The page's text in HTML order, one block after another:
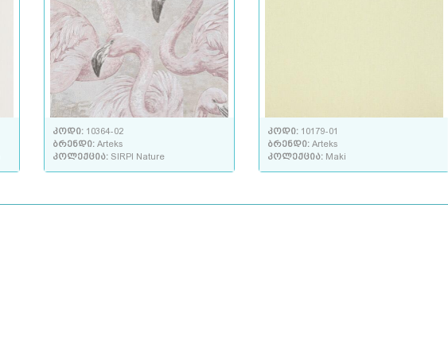
კოდი: 10364-02
ბრენდი: Arteks
კოლექცია: SIRPI Nature
კოდი: 10179-01
ბრენდი: Arteks
კოლექცია: Maki